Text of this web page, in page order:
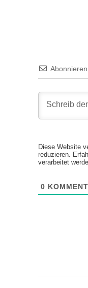
Abonnieren
Diese Website
reduzieren.
verarbeitet
0